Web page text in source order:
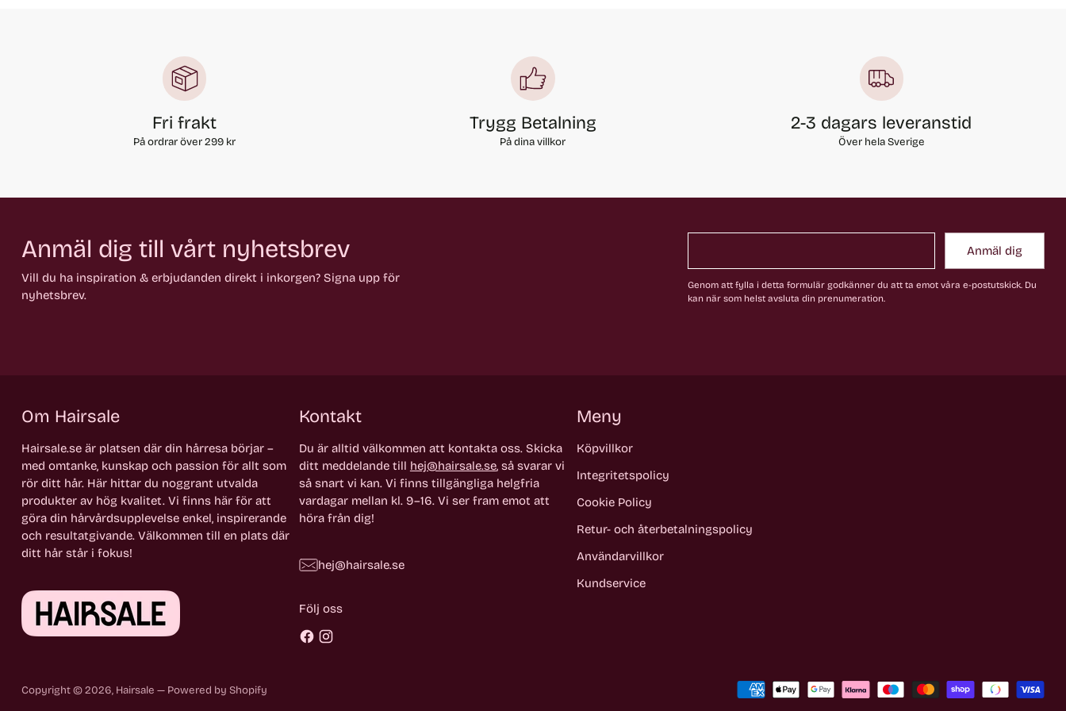
Fri frakt
På ordrar över 299 kr
Trygg Betalning
På dina villkor
2-3 dagars leveranstid
Över hela Sverige
Anmäl dig till vårt nyhetsbrev
Vill du ha inspiration & erbjudanden direkt i inkorgen? Signa upp för
nyhetsbrev.
Anmäl dig
Genom att fylla i detta formulär godkänner du att ta emot våra e-postutskick. Du
kan när som helst avsluta din prenumeration.
Om Hairsale
Hairsale.se är platsen där din hårresa börjar –
med omtanke, kunskap och passion för allt som
rör ditt hår. Här hittar du noggrant utvalda
produkter av hög kvalitet. Vi finns här för att
göra din hårvårdsupplevelse enkel, inspirerande
och resultatgivande. Välkommen till en plats där
ditt hår står i fokus!
Kontakt
Du är alltid välkommen att kontakta oss. Skicka
ditt meddelande till hej@hairsale.se, så svarar vi
så snart vi kan. Vi finns tillgängliga helgfria
vardagar mellan kl. 9–16. Vi ser fram emot att
höra från dig!
hej@hairsale.se
Följ oss
Meny
Köpvillkor
Integritetspolicy
Cookie Policy
Retur- och återbetalningspolicy
Användarvillkor
Kundservice
Copyright © 2026, Hairsale — Powered by Shopify